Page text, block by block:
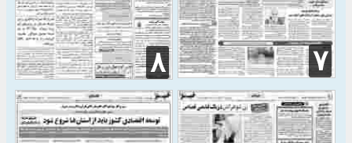
۷ ۸